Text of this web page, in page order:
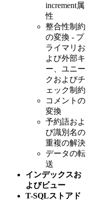
increment属
性
整合性制約
の変換 - プ
ライマリお
よび外部キ
ー、ユニー
クおよびチ
ェック制約
コメントの
変換
予約語およ
び識別名の
重複の解決
データの転
送
インデックスお
よびビュー
T-SQLストアド